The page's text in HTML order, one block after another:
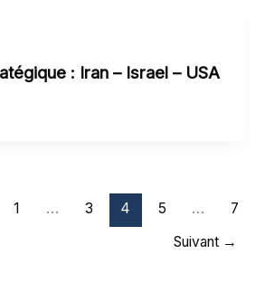
: Iran – Israel – USA
1 … 3 4 5 …
7
Suivant →